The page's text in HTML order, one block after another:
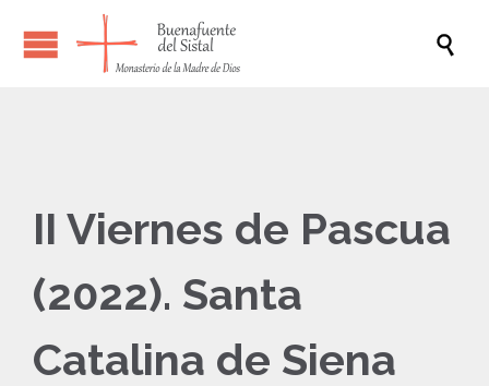

II Viernes de Pascua
(2022). Santa
Catalina de Siena